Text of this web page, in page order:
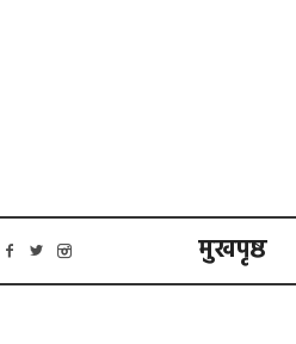
मुखपृष्ठ